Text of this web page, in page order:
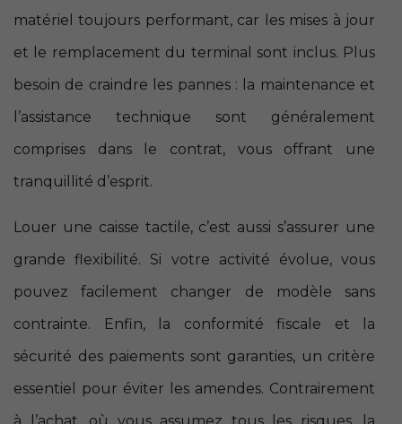
matériel toujours performant, car les mises à jour
et le remplacement du terminal sont inclus. Plus
besoin de craindre les pannes : la maintenance et
l’assistance technique sont généralement
comprises dans le contrat, vous offrant une
tranquillité d’esprit.
Louer une caisse tactile, c’est aussi s’assurer une
grande flexibilité. Si votre activité évolue, vous
pouvez facilement changer de modèle sans
contrainte. Enfin, la conformité fiscale et la
sécurité des paiements sont garanties, un critère
essentiel pour éviter les amendes. Contrairement